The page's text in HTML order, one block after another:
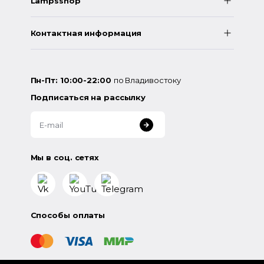
Контактная информация
Пн-Пт: 10:00-22:00 по Владивостоку
Подписаться на рассылку
Мы в соц. сетях
Способы оплаты